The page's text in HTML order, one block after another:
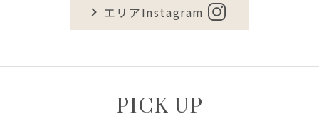
エリアInstagram
PICK UP